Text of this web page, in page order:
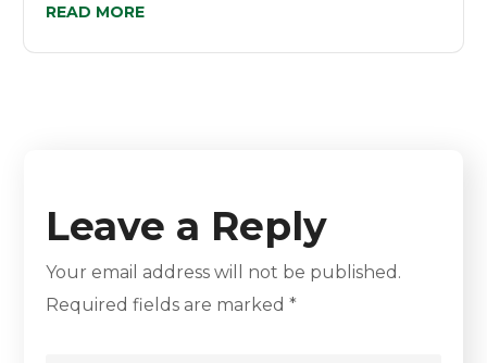
READ MORE
Leave a Reply
Your email address will not be published.
Required fields are marked*